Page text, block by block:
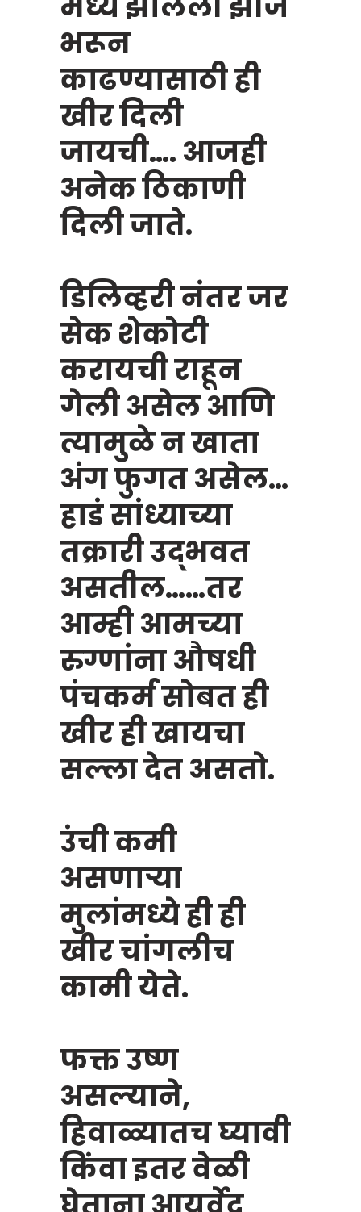
भरून
काढण्यासाठी ही
खीर दिली
जायची…. आजही
अनेक ठिकाणी
दिली जाते.
डिलिव्हरी नंतर जर
सेक शेकोटी
करायची राहून
गेली असेल आणि
त्यामुळे न खाता
अंग फुगत असेल…
हाडं सांध्याच्या
तक्रारी उद्भवत
असतील……तर
आम्ही आमच्या
रुग्णांना औषधी
पंचकर्म सोबत ही
खीर ही खायचा
सल्ला देत असतो.
उंची कमी
असणाऱ्या
मुलांमध्ये ही ही
खीर चांगलीच
कामी येते.
फक्त उष्ण
असल्याने,
हिवाळ्यातच घ्यावी
किंवा इतर वेळी